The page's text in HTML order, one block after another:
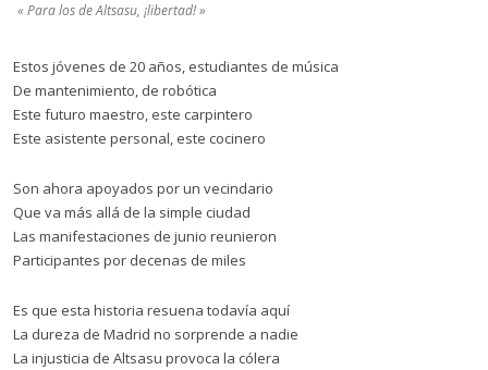
« Para los de Altsasu, ¡libertad! »
Estos jóvenes de 20 años, estudiantes de música
De mantenimiento, de robótica
Este futuro maestro, este carpintero
Este asistente personal, este cocinero
Son ahora apoyados por un vecindario
Que va más allá de la simple ciudad
Las manifestaciones de junio reunieron
Participantes por decenas de miles
Es que esta historia resuena todavía aquí
La dureza de Madrid no sorprende a nadie
La injusticia de Altsasu provoca la cólera